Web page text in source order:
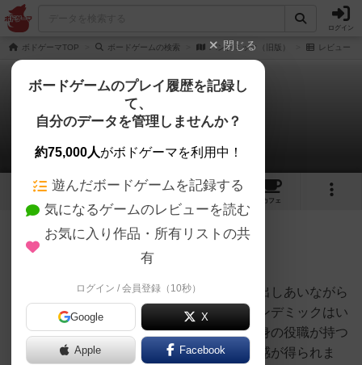
ログイン
ボドゲーマTOP ボードゲームの検索 パンデミック（旧版） レビュー
パンデミック（旧版）
rainpot6さんのレビュー
3 1 12
カフェ
183名 0名 0 約9年前
協力型ゲームの楽しさは、みんなで知恵を出しあいながら
ゲームを進めることにあると思います。パンデミックはい
くつかの役職に別れてプレイするため、自身の役職が持つ
能力を活かすことができると、とても達成感が得られま
閉じる
ボードゲームのプレイ履歴を記録し
て、
自分のデータを管理しませんか？
約75,000人がボドゲーマを利用中！
遊んだボードゲームを記録する
気になるゲームのレビューを読む
お気に入り作品・所有リストの共
有
ログイン / 会員登録（10秒）
Google X
Apple Facebook